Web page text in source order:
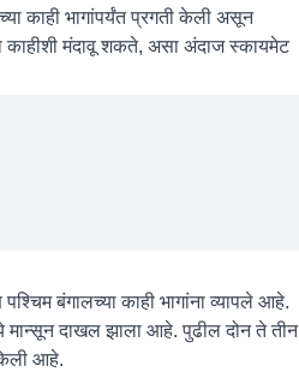
काही भागांपर्यंत प्रगती केली असून
काहीशी मंदावू शकते, असा अंदाज स्कायमेट
बंगालच्या काही भागांना व्यापले आहे.
मान्सून दाखल झाला आहे. पुढील दोन ते तीन
केली आहे.